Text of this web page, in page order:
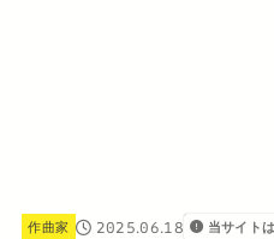
作曲家 2025.06.18 当サイト